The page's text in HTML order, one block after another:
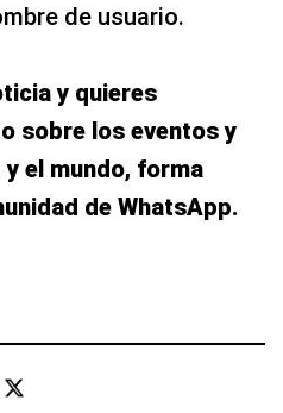
de usuario.
y quieres
sobre los eventos y
y el mundo, forma
de WhatsApp.